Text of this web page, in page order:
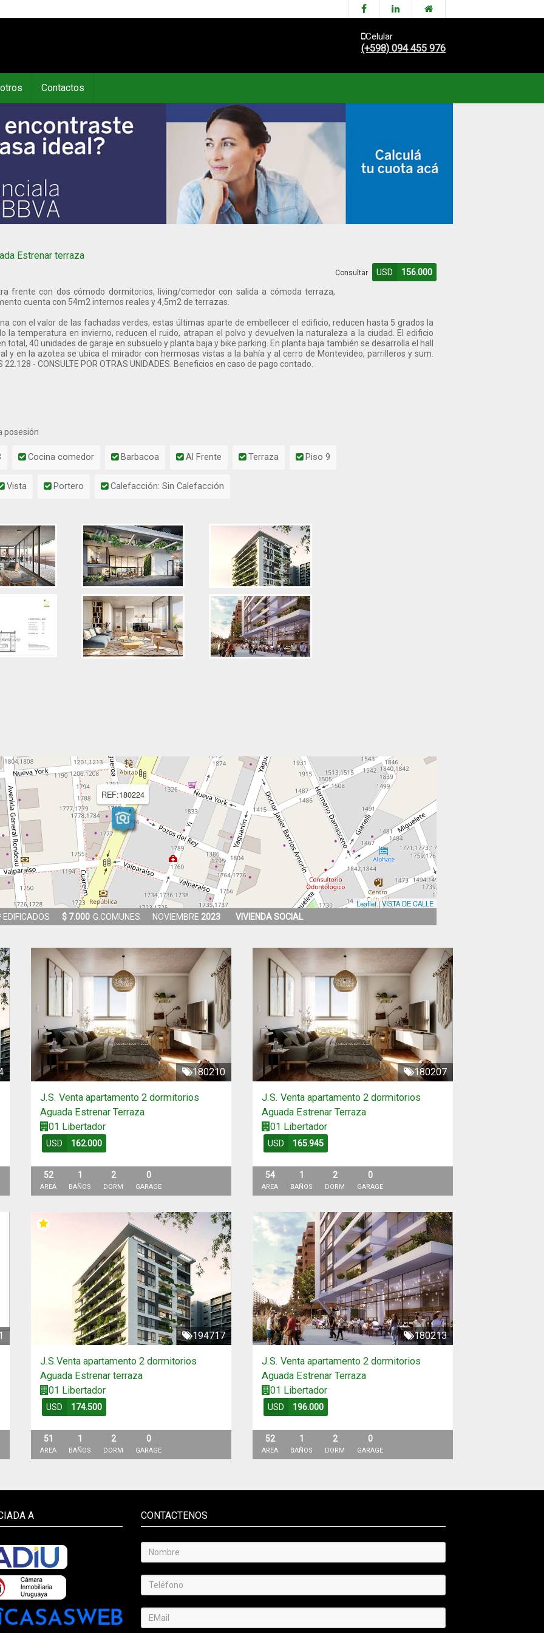
Celular
(+598) 094 455 976
Contactos
Estrenar terraza
Consultar USD
156.000
frente con dos cómodo dormitorios, living/comedor con salida a cómoda terraza,
cuenta con 54m2 internos reales y 4,5m2 de terrazas.
con el valor de las fachadas verdes, estas últimas aparte de embellecer el edificio, reducen hasta 5 grados la
la temperatura en invierno, reducen el ruido, atrapan el polvo y devuelven la naturaleza a la ciudad. El edificio
40 unidades de garaje en subsuelo y planta baja y bike parking. En planta baja también se desarrolla el hall
y en la azotea se ubica el mirador con hermosas vistas a la bahía y al cerro de Montevideo, parrilleros y sum.
- CONSULTE POR OTRAS UNIDADES. Beneficios en caso de pago contado.
posesión
Cocina comedor Barbacoa Al Frente Terraza Piso 9
Vista Portero Calefacción: Sin Calefacción
REF:180224
Leaflet|VISTA DE CALLE
EDIFICADOS
$ 7.000 G.COMUNES NOVIEMBRE 2023 VIVIENDA SOCIAL
180210
J.S. Venta apartamento 2 dormitorios
Aguada Estrenar Terraza
01 Libertador
USD 162.000
52
AREA
1
BAÑOS
2
DORM
0
GARAGE
180207
J.S. Venta apartamento 2 dormitorios
Aguada Estrenar Terraza
01 Libertador
USD 165.945
54
AREA
1
BAÑOS
2
DORM
0
GARAGE
194717
J.S.Venta apartamento 2 dormitorios
Aguada Estrenar terraza
01 Libertador
USD 174.500
51
AREA
1
BAÑOS
2
DORM
0
GARAGE
180213
J.S. Venta apartamento 2 dormitorios
Aguada Estrenar Terraza
01 Libertador
USD 196.000
52
AREA
1
BAÑOS
2
DORM
0
GARAGE
A CONTACTENOS